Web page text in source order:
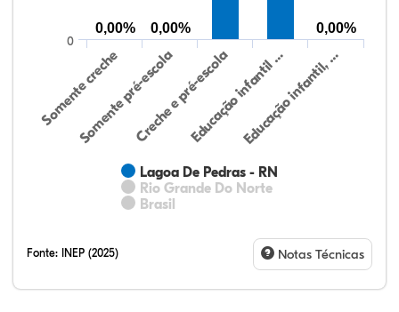
Lagoa De Pedras - RN
Rio Grande Do Norte
Brasil
Somente creche
Somente pré-escolaCreche e pré-escolaEducação infantil …Educação infantil, …
0
0,00% 0,00% 0,00%
Fonte: INEP (2025) Notas Técnicas